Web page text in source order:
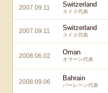
2007.09.11 Switzerland
スイス代表
2007.09.11 Switzerland
スイス代表
2008.06.02 Oman
オマーン代表
2008.09.06 Bahrain
バーレーン代表